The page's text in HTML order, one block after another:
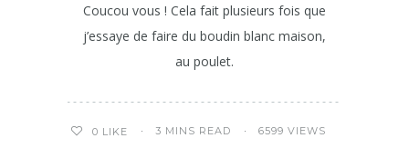
Coucou vous ! Cela fait plusieurs fois que
j’essaye de faire du boudin blanc maison,
au poulet.
0 LIKE 3 MINS READ 6599 VIEWS